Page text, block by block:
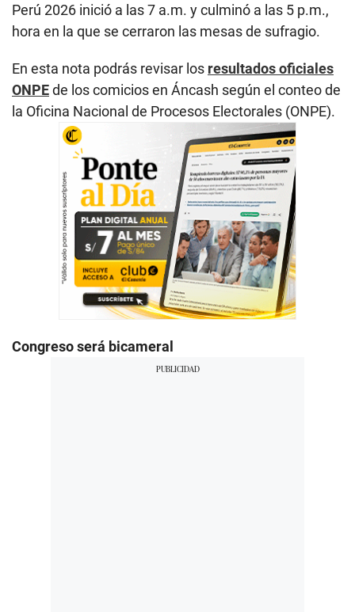
Perú 2026 inició a las 7 a.m. y culminó a las 5 p.m.,
hora en la que se cerraron las mesas de sufragio.
En esta nota podrás revisar los resultados oficiales
ONPEde los comicios en Áncash según el conteo de
la Oficina Nacional de Procesos Electorales (ONPE).
Congreso será bicameral